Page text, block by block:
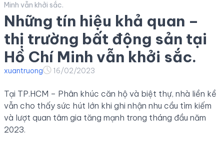
Minh vẫn khởi sắc.
Những tín hiệu khả quan –
thị trường bất động sản tại
Hồ Chí Minh vẫn khởi sắc.
xuantruong 16/02/2023
Tại TP.HCM – Phân khúc căn hộ và biệt thự, nhà liền kề
vẫn cho thấy sức hút lớn khi ghi nhận nhu cầu tìm kiếm
và lượt quan tâm gia tăng mạnh trong tháng đầu năm
2023.